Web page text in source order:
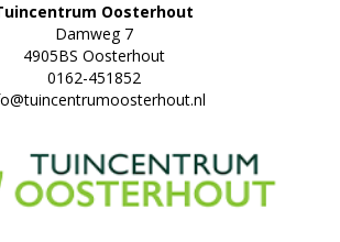
Oosterhout
Damweg 7
4905BS Oosterhout
0162-451852